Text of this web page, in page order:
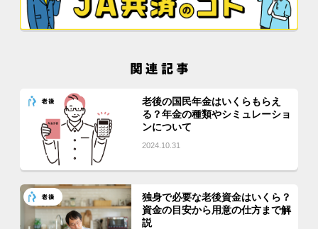
老後の国民年金はいくらもらえ
る？年金の種類やシミュレーショ
ンについて
2024.10.31
独身で必要な老後資金はいくら？
資金の目安から用意の仕方まで解
説